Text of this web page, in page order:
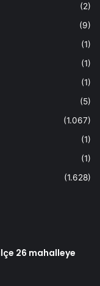
(2)
(9)
(1)
(1)
(1)
(5)
(1.067)
(1)
(1)
(1.628)
26 mahalleye